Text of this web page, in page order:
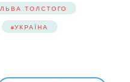
ЛЬВА ТОЛСТОГО
УКРАЇНА